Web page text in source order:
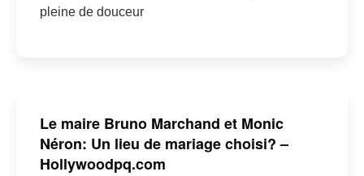
pleine de douceur
Le maire Bruno Marchand et Monic
Néron: Un lieu de mariage choisi? –
Hollywoodpq.com